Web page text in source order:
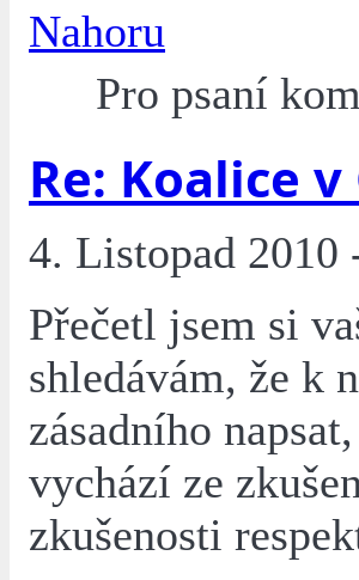
Nahoru
Pro psaní
Re: Koalice
4. Listopad 2010
Přečetl jsem si
shledávám, že k
zásadního
vychází ze
zkušenosti